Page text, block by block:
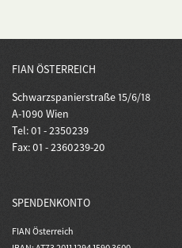
FIAN ÖSTERREICH
Schwarzspanierstraße 15/6/18
A-1090 Wien
Tel: 01 - 2350239
Fax: 01 - 2360239-20
SPENDENKONTO
FIAN Österreich